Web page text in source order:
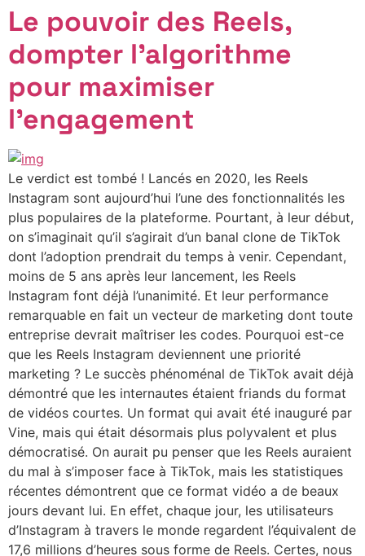
Le pouvoir des Reels,
dompter l’algorithme
pour maximiser
l’engagement
Le verdict est tombé ! Lancés en 2020, les Reels
Instagram sont aujourd’hui l’une des fonctionnalités les
plus populaires de la plateforme. Pourtant, à leur début,
on s’imaginait qu’il s’agirait d’un banal clone de TikTok
dont l’adoption prendrait du temps à venir. Cependant,
moins de 5 ans après leur lancement, les Reels
Instagram font déjà l’unanimité. Et leur performance
remarquable en fait un vecteur de marketing dont toute
entreprise devrait maîtriser les codes. Pourquoi est-ce
que les Reels Instagram deviennent une priorité
marketing ? Le succès phénoménal de TikTok avait déjà
démontré que les internautes étaient friands du format
de vidéos courtes. Un format qui avait été inauguré par
Vine, mais qui était désormais plus polyvalent et plus
démocratisé. On aurait pu penser que les Reels auraient
du mal à s’imposer face à TikTok, mais les statistiques
récentes démontrent que ce format vidéo a de beaux
jours devant lui. En effet, chaque jour, les utilisateurs
d’Instagram à travers le monde regardent l’équivalent de
17,6 millions d’heures sous forme de Reels. Certes, nous